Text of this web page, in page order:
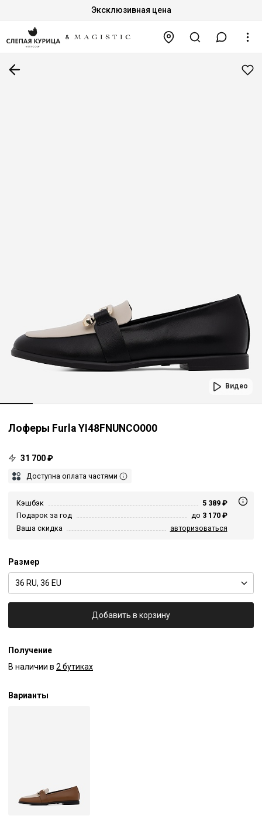
Эксклюзивная цена
Видео
Лоферы Furla YI48FNUNCO000
31 700 ₽
Доступна оплата частями
Кэшбэк
5 389 ₽
Подарок за год
до 3 170 ₽
Ваша скидка
авторизоваться
Размер
36 RU, 36 EU
Добавить в корзину
Получение
В наличии в 2 бутиках
Варианты